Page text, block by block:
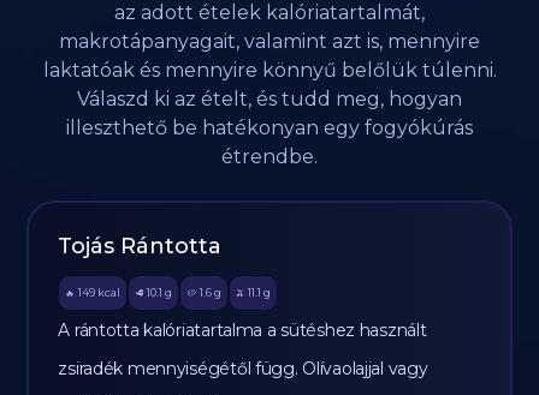
az adott ételek kalóriatartalmát,
makrotápanyagait, valamint azt is, mennyire
laktatóak és mennyire könnyű belőlük túlenni.
Válaszd ki az ételt, és tudd meg, hogyan
illeszthető be hatékonyan egy fogyókúrás
étrendbe.
Tojás Rántotta
🔥 149 kcal 🥩 10.1 g 🥔 1.6g 🫒 11.1 g
A rántotta kalóriatartalma a sütéshez használt
zsiradék mennyiségétől függ. Olívaolajjal vagy